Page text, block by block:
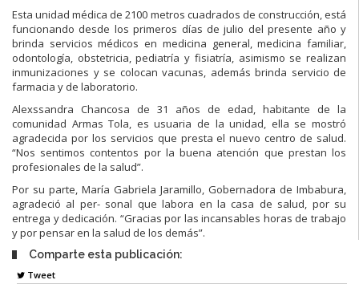
Esta unidad médica de 2100 metros cuadrados de construcción, está
funcionando desde los primeros días de julio del presente año y
brinda servicios médicos en medicina general, medicina familiar,
odontología, obstetricia, pediatría y fisiatría, asimismo se realizan
inmunizaciones y se colocan vacunas, además brinda servicio de
farmacia y de laboratorio.
Alexssandra Chancosa de 31 años de edad, habitante de la
comunidad Armas Tola, es usuaria de la unidad, ella se mostró
agradecida por los servicios que presta el nuevo centro de salud.
“Nos sentimos contentos por la buena atención que prestan los
profesionales de la salud”.
Por su parte, María Gabriela Jaramillo, Gobernadora de Imbabura,
agradeció al per- sonal que labora en la casa de salud, por su
entrega y dedicación. “Gracias por las incansables horas de trabajo
y por pensar en la salud de los demás”.
Comparte esta publicación:
Tweet